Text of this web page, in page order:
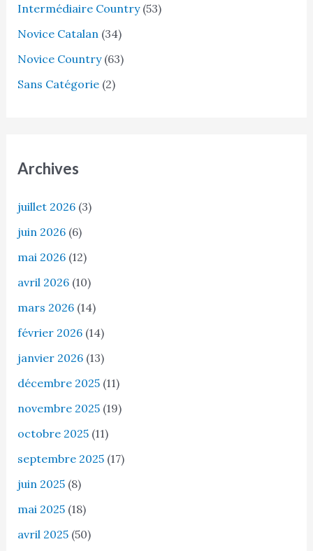
Intermédiaire Country(53)
Novice Catalan (34)
Novice Country(63)
Sans Catégorie(2)
Archives
juillet 2026(3)
juin 2026(6)
mai 2026(12)
avril 2026(10)
mars 2026(14)
février 2026(14)
janvier 2026(13)
décembre 2025(11)
novembre 2025(19)
octobre 2025(11)
septembre 2025(17)
juin 2025(8)
mai 2025(18)
avril 2025(50)